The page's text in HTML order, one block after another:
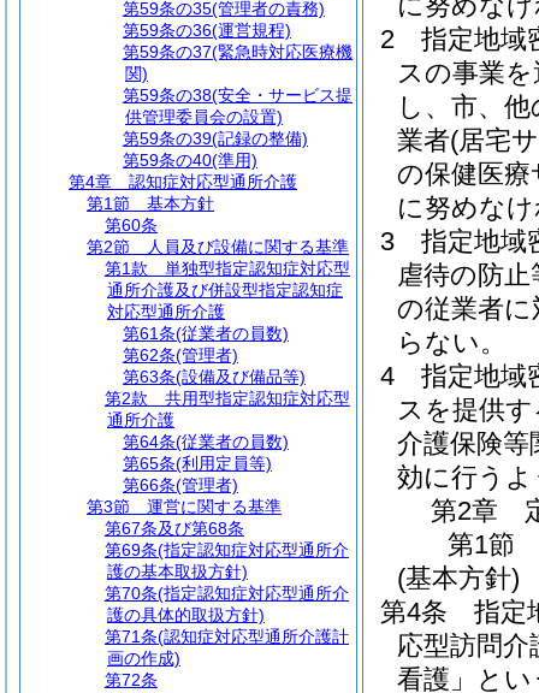
2
指定地域
スの事業
し、市、
業者(居宅
の保健医
に努めな
3
指定地域
虐待の防
の従業者
らない。
4
指定地域
スを提供
介護保険
効に行う
第2章
第1節
(基本方針)
第4条
指定
応型訪問介
看護」とい
第59条の35(管理者の責務)
第59条の36(運営規程)
第59条の37(緊急時対応医療機
関)
第59条の38(安全・サービス提
供管理委員会の設置)
第59条の39(記録の整備)
第59条の40(準用)
第4章
認知症対応型通所介護
第1節
基本方針
第60条
第2節
人員及び設備に関する基準
第1款
単独型指定認知症対応型
通所介護及び併設型指定認知症
対応型通所介護
第61条(従業者の員数)
第62条(管理者)
第63条(設備及び備品等)
第2款
共用型指定認知症対応型
通所介護
第64条(従業者の員数)
第65条(利用定員等)
第66条(管理者)
第3節
運営に関する基準
第67条及び第68条
第69条(指定認知症対応型通所介
護の基本取扱方針)
第70条(指定認知症対応型通所介
護の具体的取扱方針)
第71条(認知症対応型通所介護計
画の作成)
第72条